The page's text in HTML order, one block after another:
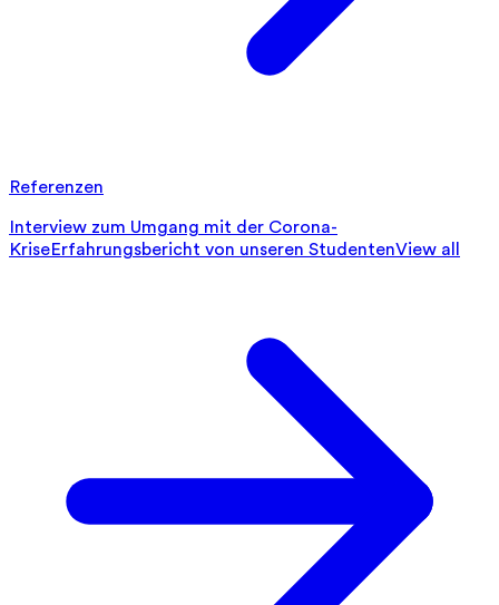
Referenzen
Interview zum Umgang mit der Corona-
KriseErfahrungsbericht von unseren StudentenView all